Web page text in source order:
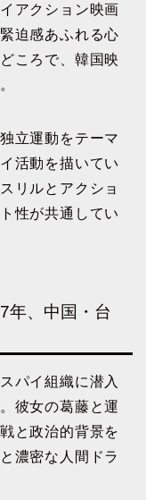
アクション映画
迫感あふれる心
ころで、韓国映
立運動をテーマ
活動を描いてい
リルとアクショ
性が共通してい
年、中国・台
パイ組織に潜入
彼女の葛藤と運
と政治的背景を
濃密な人間ドラ